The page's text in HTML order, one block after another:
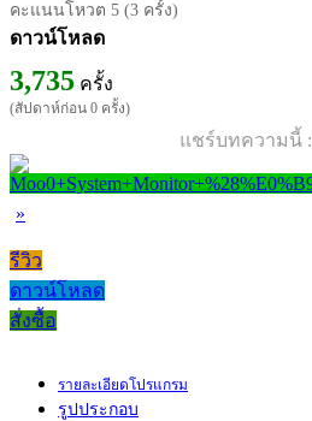
คะแนนโหวต 5 (3 ครั้ง)
ดาวน์โหลด
3,735 ครั้ง
(สัปดาห์ก่อน 0 ครั้ง)
แชร์บทความนี้ :
»
รีวิว
ดาวน์โหลด
สั่งซื้อ
รายละเอียดโปรแกรม
รูปประกอบ